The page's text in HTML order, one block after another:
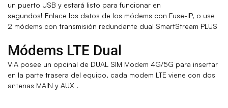
un puerto USB y estará listo para funcionar en
segundos! Enlace los datos de los módems con Fuse-IP, o use
2 módems con transmisión redundante dual SmartStream PLUS
Módems LTE Dual
ViA posee un opcinal de DUAL SIM Modem 4G/5G para insertar
en la parte trasera del equipo, cada modem LTE viene con dos
antenas MAIN y AUX .